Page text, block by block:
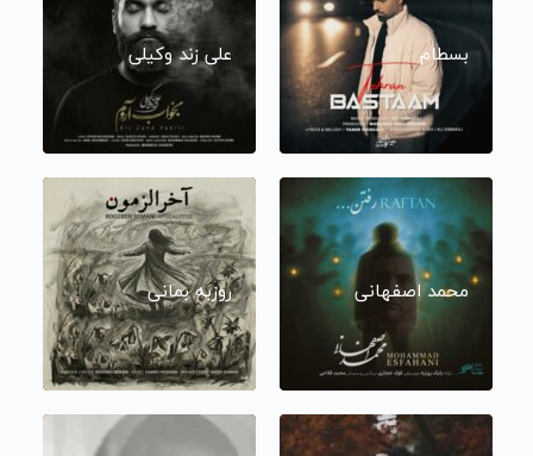
بسطام علی زند وکیلی
محمد اصفهانی روزبه بمانی